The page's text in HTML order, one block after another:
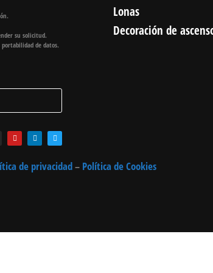
su solicitud.
de datos.
Lonas
Decoración de
de privacidad– Política de Cookies